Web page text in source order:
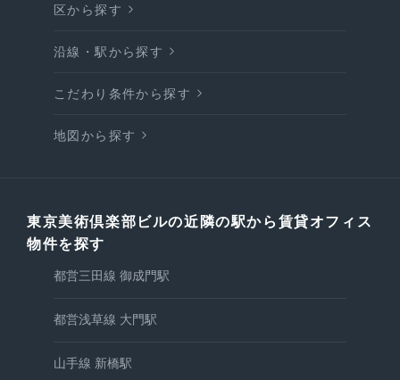
区から探す
沿線・駅から探す
こだわり条件から探す
地図から探す
東京美術倶楽部ビルの近隣の駅から賃貸オフィス
物件を探す
都営三田線 御成門駅
都営浅草線 大門駅
山手線 新橋駅